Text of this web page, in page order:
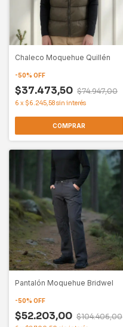
Chaleco Moquehue Quillén
-50% OFF
$37.473,50 $74.947,00
6 x $6.245,58sin interés
COMPRAR
Pantalón Moquehue Bridwel
-50% OFF
$52.203,00 $104.406,00